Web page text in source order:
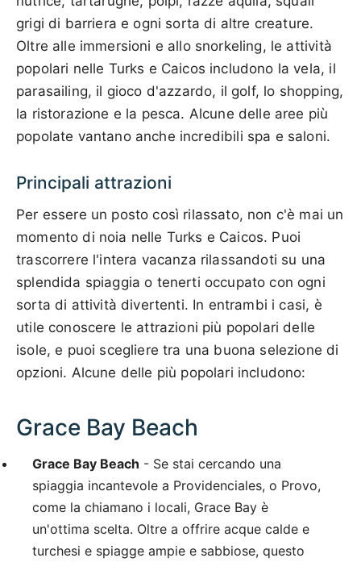
grigi di barriera e ogni sorta di altre creature.
Oltre alle immersioni e allo snorkeling, le attività
popolari nelle Turks e Caicos includono la vela, il
parasailing, il gioco d'azzardo, il golf, lo shopping,
la ristorazione e la pesca. Alcune delle aree più
popolate vantano anche incredibili spa e saloni.
Principali attrazioni
Per essere un posto così rilassato, non c'è mai un
momento di noia nelle Turks e Caicos. Puoi
trascorrere l'intera vacanza rilassandoti su una
splendida spiaggia o tenerti occupato con ogni
sorta di attività divertenti. In entrambi i casi, è
utile conoscere le attrazioni più popolari delle
isole, e puoi scegliere tra una buona selezione di
opzioni. Alcune delle più popolari includono:
Grace Bay Beach
Grace Bay Beach - Se stai cercando una
spiaggia incantevole a Providenciales, o Provo,
come la chiamano i locali, Grace Bay è
un'ottima scelta. Oltre a offrire acque calde e
turchesi e spiagge ampie e sabbiose, questo